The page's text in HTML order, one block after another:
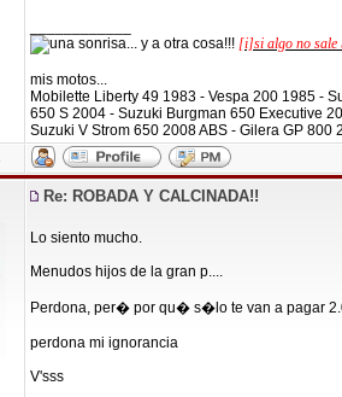
[i]si algo no sale
mis motos...
Mobilette Liberty 49 1983 - Vespa 200 1985 -
650 S 2004 - Suzuki Burgman 650 Executive
Suzuki V Strom 650 2008 ABS - Gilera GP 800
Re: ROBADA Y CALCINADA!!
Lo siento mucho.
Menudos hijos de la gran p....
Perdona, per� por qu� s�lo te van a pagar
perdona mi ignorancia
V'sss